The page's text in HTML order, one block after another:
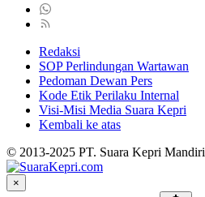
Redaksi
SOP Perlindungan Wartawan
Pedoman Dewan Pers
Kode Etik Perilaku Internal
Visi-Misi Media Suara Kepri
Kembali ke atas
© 2013-2025 PT. Suara Kepri Mandiri
×